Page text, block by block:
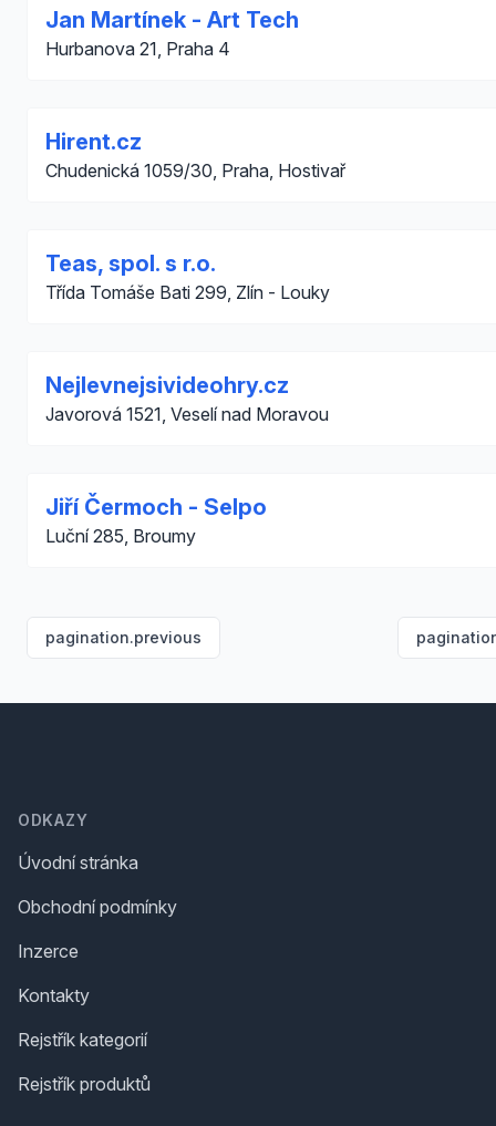
Jan Martínek - Art Tech
Hurbanova 21, Praha 4
Hirent.cz
Chudenická 1059/30, Praha, Hostivař
Teas, spol. s r.o.
Třída Tomáše Bati 299, Zlín - Louky
Nejlevnejsivideohry.cz
Javorová 1521, Veselí nad Moravou
Jiří Čermoch - Selpo
Luční 285, Broumy
pagination.previous
ODKAZY
Úvodní stránka
Obchodní podmínky
Inzerce
Kontakty
Rejstřík kategorií
Rejstřík produktů